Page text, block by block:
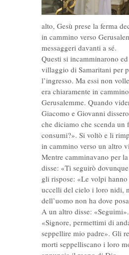
alto, Gesù prese la ferma
in cammino verso
messaggeri davanti a sé.
Questi si incamminarono
villaggio di Samaritani per
l’ingresso. Ma essi non
era chiaramente in
Gerusalemme. Quando
Giacomo e Giovanni
che diciamo che scenda
consumi?». Si voltò e li
in cammino verso un altro
Mentre camminavano per
disse: «Ti seguirò
gli rispose: «Le volpi
uccelli del cielo i loro nidi,
dell’uomo non ha dove
A un altro disse:
«Signore, permettimi di
seppellire mio padre». Gli
morti seppelliscano i loro